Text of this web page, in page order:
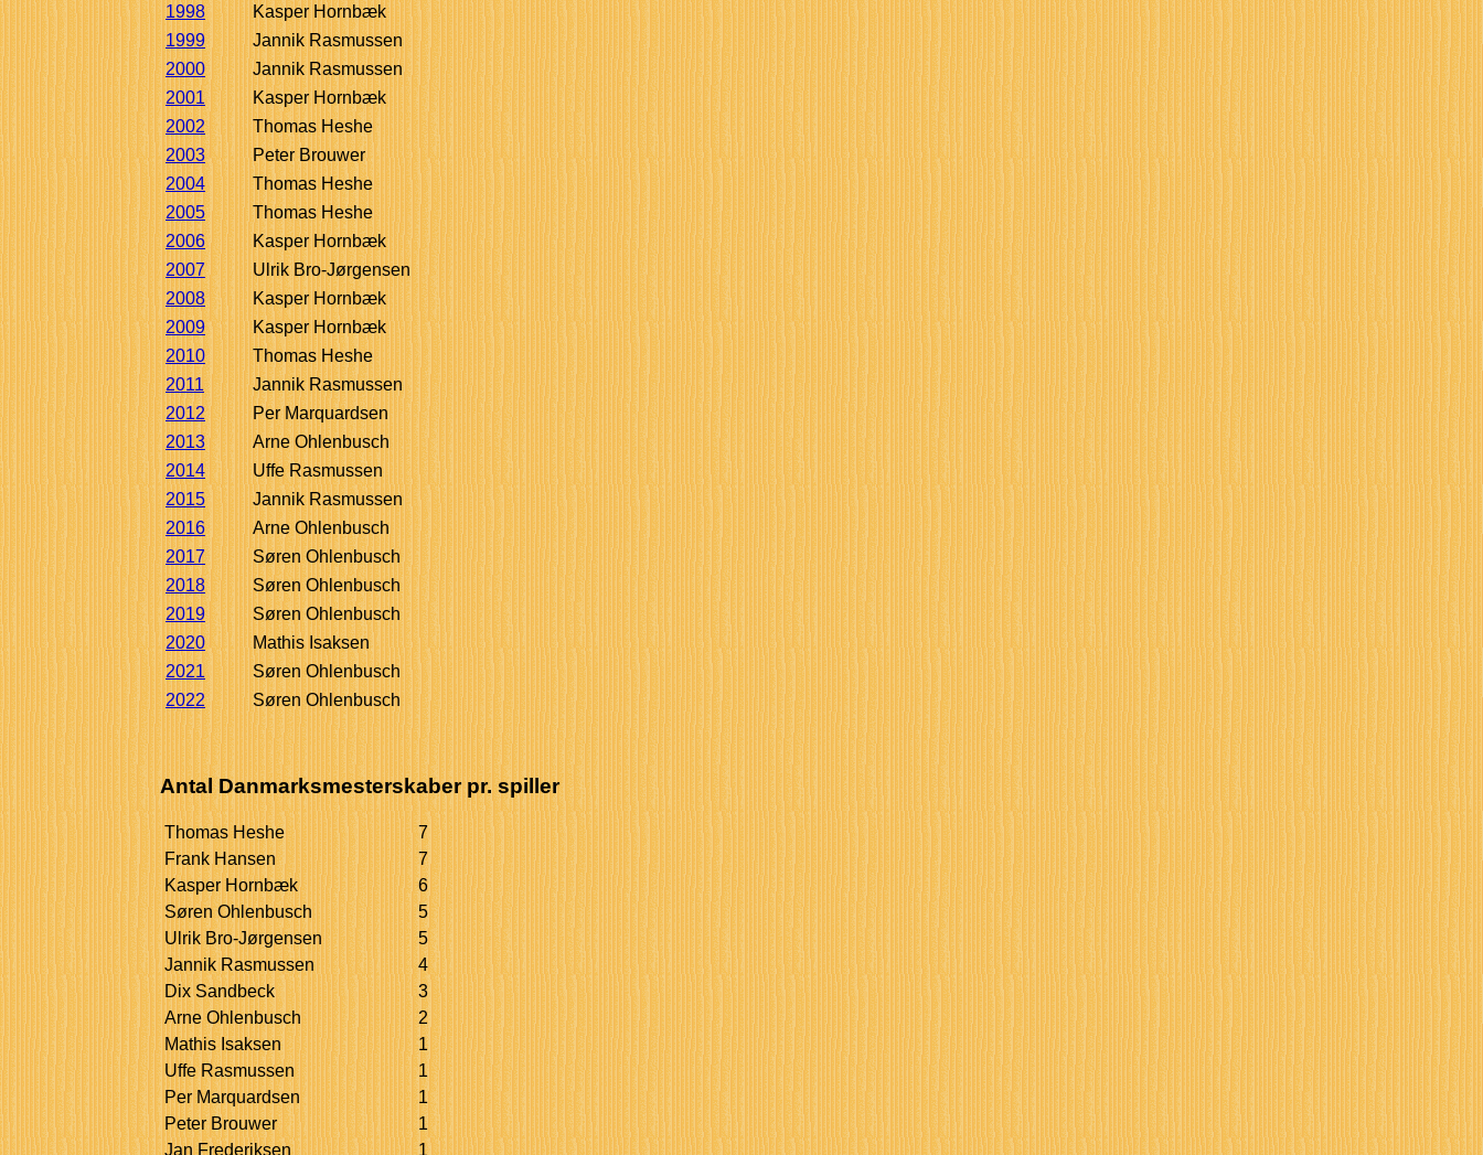
1998
Kasper Hornbæk
1999
Jannik Rasmussen
2000
Jannik Rasmussen
2001
Kasper Hornbæk
2002
Thomas Heshe
2003
Peter Brouwer
2004
Thomas Heshe
2005
Thomas Heshe
2006
Kasper Hornbæk
2007
Ulrik Bro-Jørgensen
2008
Kasper Hornbæk
2009
Kasper Hornbæk
2010
Thomas Heshe
2011
Jannik Rasmussen
2012
Per Marquardsen
2013
Arne Ohlenbusch
2014
Uffe Rasmussen
2015
Jannik Rasmussen
2016
Arne Ohlenbusch
2017
Søren Ohlenbusch
2018
Søren Ohlenbusch
2019
Søren Ohlenbusch
2020
Mathis Isaksen
2021
Søren Ohlenbusch
2022
Søren Ohlenbusch
Antal Danmarksmesterskaber pr. spiller
Thomas Heshe
7
Frank Hansen
7
Kasper Hornbæk
6
Søren Ohlenbusch
5
Ulrik Bro-Jørgensen
5
Jannik Rasmussen
4
Dix Sandbeck
3
Arne Ohlenbusch
2
Mathis Isaksen
1
Uffe Rasmussen
1
Per Marquardsen
1
Peter Brouwer
1
Jan Frederiksen
1